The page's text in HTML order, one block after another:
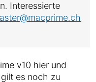
Interessierte
v10 hier und
es noch zu